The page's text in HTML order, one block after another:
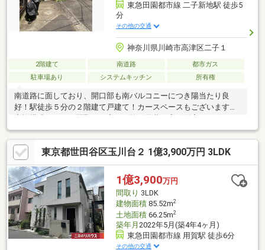
東急田園都市線 二子新地駅 徒歩5
分
その他の交通
神奈川県川崎市高津区二子１
2階建て 南道路
都市ガス
駐車場あり
システムキッチン 所有権
南道路に面しており、開口部も南バルコニーにつき陽当たり良
好！駅徒歩５分の２階建て戸建て！カースペースもございます！
す。ぜひご内見してみてください♪
東京都世田谷区玉川台２ 1億3,900万円 3LDK
1億3,900万円
間取り 3LDK
建物面積85.52m2
土地面積66.25m2
築年月 2022年5月(築4年4ヶ月)
東急田園都市線 用賀駅 徒歩6分
その他の交通